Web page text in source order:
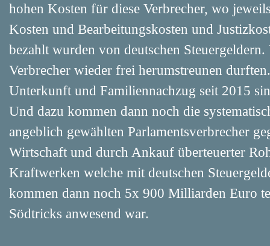
hohen Kosten für diese Verbrecher, wo
Kosten und Bearbeitungskosten und
bezahlt wurden von deutschen
Verbrecher wieder frei herumstreunen
Unterkunft und Familiennachzug seit 2015
Und dazu kommen dann noch die
angeblich gewählten Parlamentsverbrecher
Wirtschaft und durch Ankauf überteuerter
Kraftwerken welche mit deutschen
kommen dann noch 5x 900 Milliarden Euro
Södtricks anwesend war.